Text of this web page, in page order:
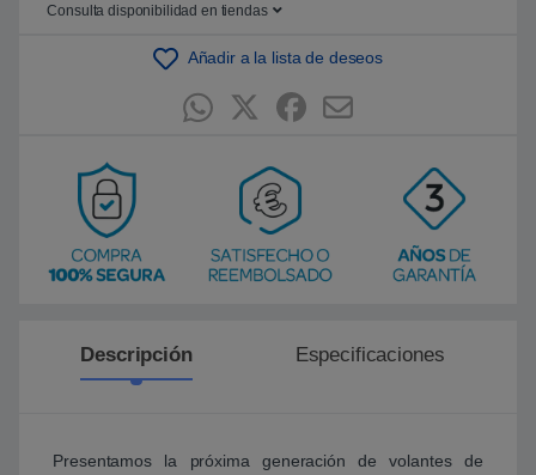
n
i
e
Consulta disponibilidad en tiendas
Añadir a la lista de deseos
Descripción Especificaciones
Presentamos la próxima generación de volantes de